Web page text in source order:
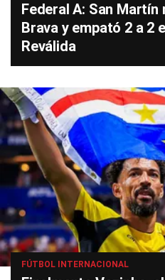
Federal A: San
Brava y empató 2 a 2
Reválida
FÚTBOL INTERNACIONAL